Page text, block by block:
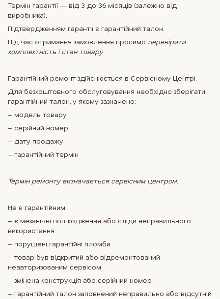
Термін гарантії — від 3 до 36 місяців (залежно від
виробника).
Підтвердженням гарантії є гарантійний талон.
Під час отримання замовлення просимо перевірити
комплектність і стан товару.
Гарантійний ремонт здійснюється в Сервісному Центрі.
Для безкоштовного обслуговування необхідно зберігати
гарантійний талон, у якому зазначено:
– модель товару
– серійний номер
– дату продажу
– гарантійний термін
Термін ремонту визначається сервісним центром.
Не є гарантійним:
– є механічні пошкодження або сліди неправильного
використання
– порушені гарантійні пломби
– товар був відкритий або відремонтований
неавторизованим сервісом
– змінена конструкція або серійний номер
– гарантійний талон заповнений неправильно або відсутній